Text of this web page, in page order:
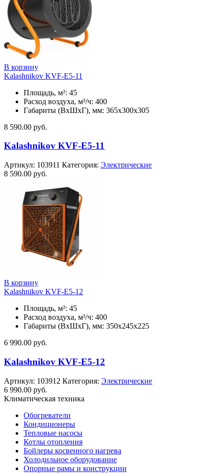
В корзину
Kalashnikov KVF-E5-11
Площадь, м²: 45
Расход воздуха, м³/ч: 400
Габариты (ВхШхГ), мм: 365x300x305
8 590.00 руб.
Kalashnikov KVF-E5-11
Артикул: 103911 Категория: Электрические
8 590.00 руб.
В корзину
Kalashnikov KVF-E5-12
Площадь, м²: 45
Расход воздуха, м³/ч: 400
Габариты (ВхШхГ), мм: 350x245x225
6 990.00 руб.
Kalashnikov KVF-E5-12
Артикул: 103912 Категория: Электрические
6 990.00 руб.
Климатическая техника
Обогреватели
Кондиционеры
Тепловые насосы
Котлы отопления
Бойлеры косвенного нагрева
Холодильное оборудование
Опорные рамы и конструкции